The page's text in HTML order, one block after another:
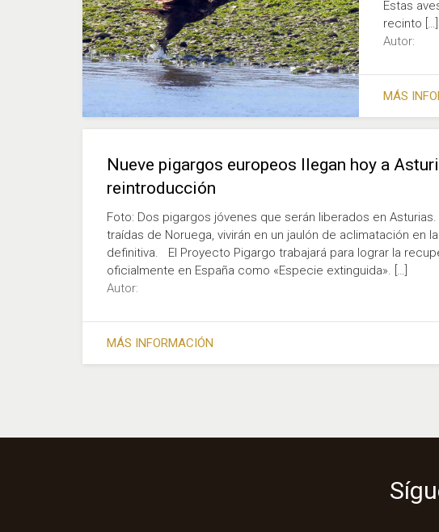
Estas
recinto […]
Autor:
MÁS
Nueve pigargos europeos llegan hoy a
reintroducción
Foto: Dos pigargos jóvenes que serán liberados en Asturias.
traídas de Noruega, vivirán en un jaulón de aclimatación en
definitiva. El Proyecto Pigargo trabajará para lograr la
oficialmente en España como «Especie extinguida». […]
Autor:
MÁS INFORMACIÓN